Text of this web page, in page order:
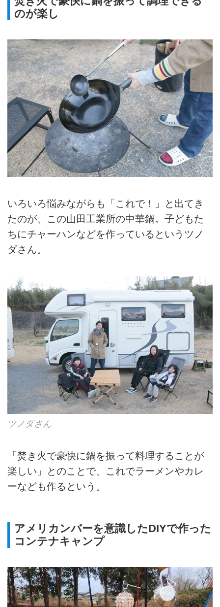
のが楽し
いろいろ悩みながらも「これで！」と出てき
たのが、この山田工業所の中華鍋。子どもた
ちにチャーハンなどを作っているというツノ
ダさん。
ツノダさん
「焚き火で豪快に鍋を振って料理することが
楽しい」とのことで、これでラーメンやカレ
ーなども作るという。
アメリカンバーを意識したDIYで作った
コンテナキャンプ